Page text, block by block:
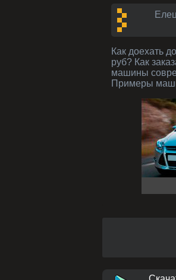
Как доехать до аэропорта Жуковский дешево по низкой фиксированной цене, без переплат и задержек в пути: 399 км за 18150
руб? Как
машины
Примеры